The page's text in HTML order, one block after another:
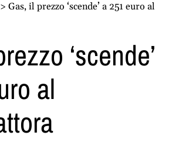
> Gas, il prezzo ‘scende’ a 251 euro al
‘scende’
al